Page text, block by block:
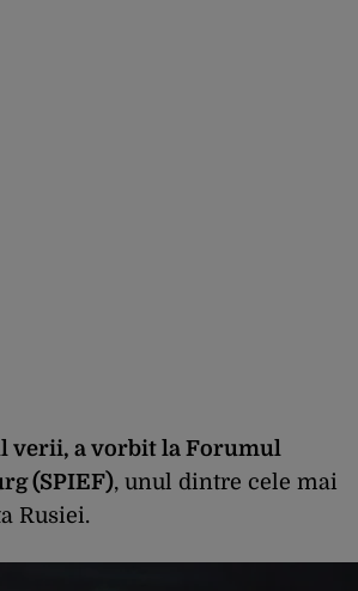
verii, a vorbit la Forumul
(SPIEF), unul dintre cele mai
Rusiei.